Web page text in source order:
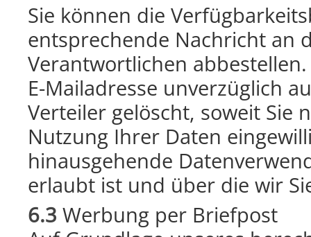
Sie können die
entsprechende Nachricht an
Verantwortlichen
E-Mailadresse unverzüglich
Verteiler gelöscht, soweit Sie
Nutzung Ihrer Daten
hinausgehende
erlaubt ist und über die wir
6.3 Werbung per Briefpost